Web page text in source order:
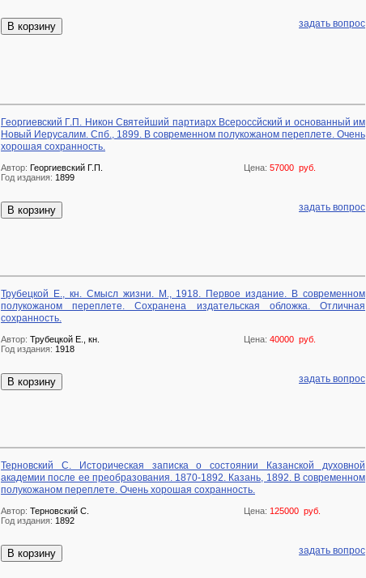
В корзину задать вопрос
Георгиевский Г.П. Никон Святейший партиарх Всероссйский и основанный им
Новый Иерусалим. Спб., 1899. В современном полукожаном переплете. Очень
хорошая сохранность.
Цена: 57000 руб.
Автор: Георгиевский Г.П.
Год издания: 1899
В корзину задать вопрос
Трубецкой Е., кн. Смысл жизни. М., 1918. Первое издание. В современном
полукожаном переплете. Сохранена издательская обложка. Отличная
сохранность.
Цена: 40000 руб.
Автор: Трубецкой Е., кн.
Год издания: 1918
В корзину задать вопрос
Терновский С. Историческая записка о состоянии Казанской духовной
академии после ее преобразования. 1870-1892. Казань, 1892. В современном
полукожаном переплете. Очень хорошая сохранность.
Цена: 125000 руб.
Автор: Терновский С.
Год издания: 1892
В корзину задать вопрос